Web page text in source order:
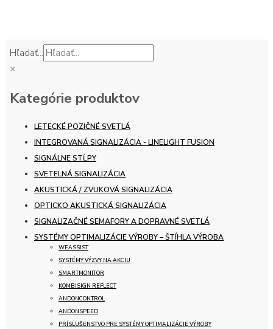
Hľadať...
×
Kategórie produktov
LETECKÉ POZIČNÉ SVETLÁ
INTEGROVANÁ SIGNALIZÁCIA - LINELIGHT FUSION
SIGNÁLNE STĹPY
SVETELNÁ SIGNALIZÁCIA
AKUSTICKÁ / ZVUKOVÁ SIGNALIZÁCIA
OPTICKO AKUSTICKÁ SIGNALIZÁCIA
SIGNALIZAČNÉ SEMAFORY A DOPRAVNÉ SVETLÁ
SYSTÉMY OPTIMALIZÁCIE VÝROBY – ŠTÍHLA VÝROBA
WEASSIST
SYSTÉMY VÝZVY NA AKCIU
SMARTMONITOR
KOMBISIGN REFLECT
ANDONCONTROL
ANDONSPEED
PRÍSLUŠENSTVO PRE SYSTÉMY OPTIMALIZÁCIE VÝROBY